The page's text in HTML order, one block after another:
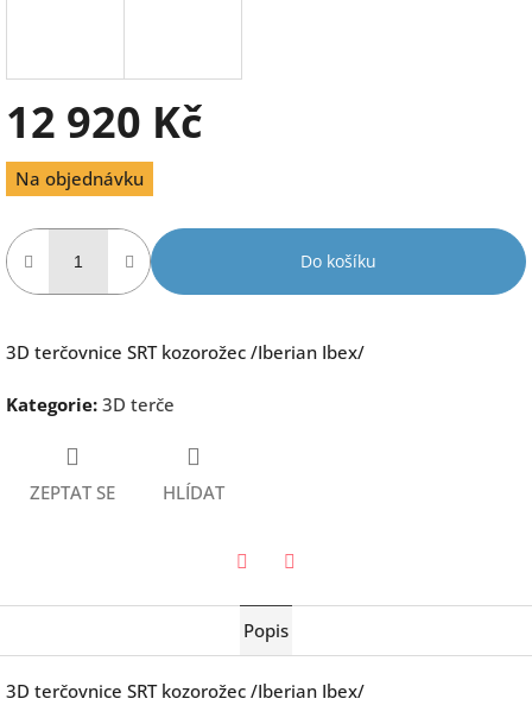
12 920 Kč
Měrná
cena:
Na objednávku
Do košíku
3D terčovnice SRT kozorožec /Iberian Ibex/
Kategorie: 3D terče
ZEPTAT SE HLÍDAT
Popis
3D terčovnice SRT kozorožec /Iberian Ibex/